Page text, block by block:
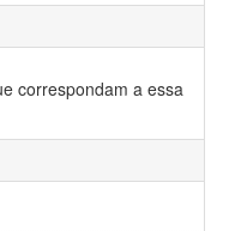
correspondam a essa